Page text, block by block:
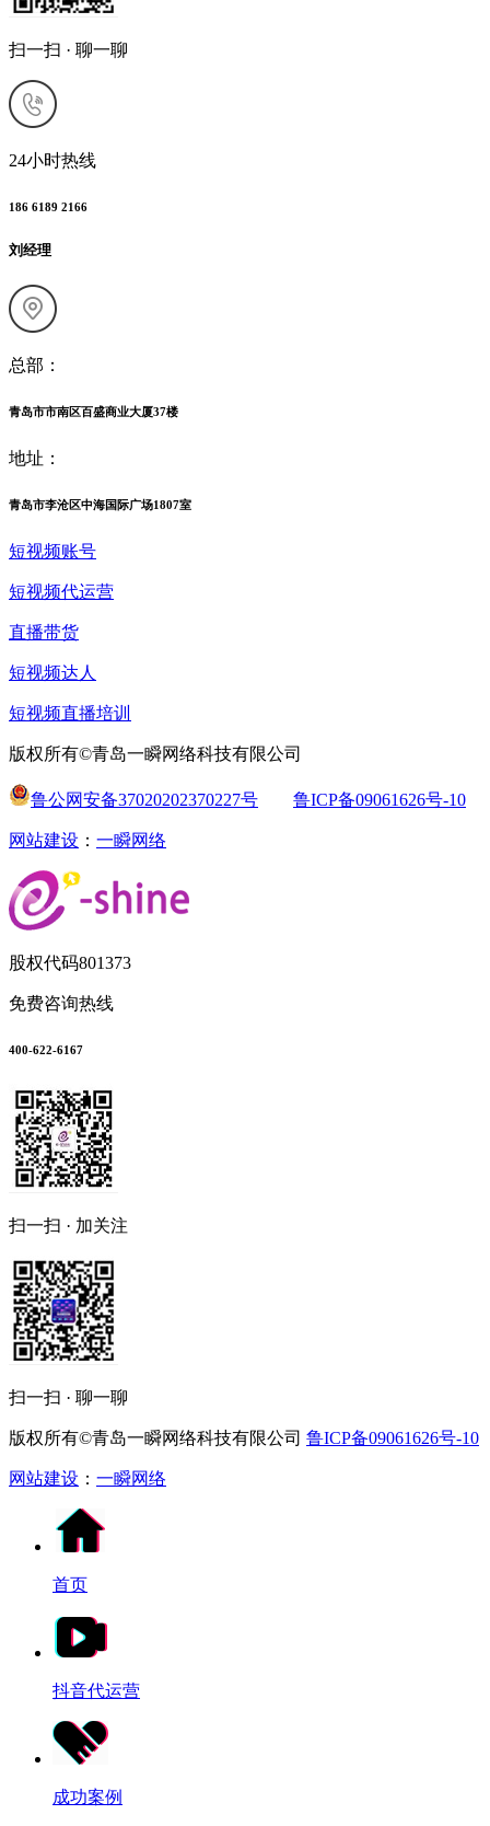
扫一扫 · 聊一聊
24小时热线
186 6189 2166
刘经理
总部：
青岛市市南区百盛商业大厦37楼
地址：
青岛市李沧区中海国际广场1807室
短视频账号
短视频代运营
直播带货
短视频达人
短视频直播培训
版权所有©青岛一瞬网络科技有限公司
鲁公网安备37020202370227号 鲁ICP备09061626号-10
网站建设 ： 一瞬网络
股权代码801373
免费咨询热线
400-622-6167
扫一扫 · 加关注
扫一扫 · 聊一聊
版权所有©青岛一瞬网络科技有限公司 鲁ICP备09061626号-10
网站建设 ： 一瞬网络
首页
抖音代运营
成功案例